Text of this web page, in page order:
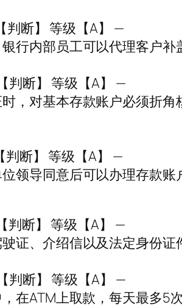
判断】 等级【A】 —
行内部员工可以代理客户补
判断】 等级【A】 —
，对基本存款账户必须折
判断】 等级【A】 —
领导同意后可以办理存款账
判断】 等级【A】 —
证、介绍信以及法定身份证
判断】 等级【A】 —
在ATM上取款，每天最多5